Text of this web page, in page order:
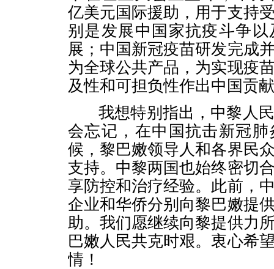
亿美元国际援助，用于支持
别是发展中国家抗疫斗争
展；中国新冠疫苗研发完成
为全球公共产品，为实现疫
及性和可担负性作出中国贡
我想特别指出，中黎人民
会忘记，在中国抗击新冠
候，黎巴嫩领导人和各界民
支持。中黎两国也始终密切
享防控和治疗经验。此前，
企业和华侨分别向黎巴嫩提
助。我们愿继续向黎提供力
巴嫩人民共克时艰。衷心希
情！